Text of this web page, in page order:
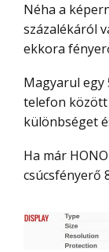
Néha a
százalékáról
ekkora
Magyarul egy 5000 nites telefon és egy 10 000 nites
telefon között
különbséget
Ha már
csúcsfényerő